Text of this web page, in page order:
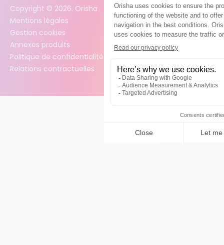
Copyright © 2026. Orisha
Mentions légales
Gestion cookies
Annexes produits
Politique de confidentialité des données
Relations contractuelles